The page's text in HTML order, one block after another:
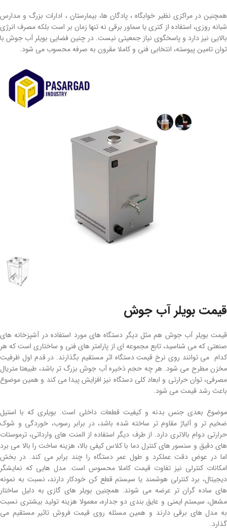
همچنین در مراکزی نظیر خوابگاه ، پادگان ها، بیمارستان ، ادارات بزرگ و مدارس
شبانه روزی، استفاده از کتری یا سماور برقی نه تنها زمان بر است بلکه مصرف انرژی
بالایی نیز دارد و پاسخگوی نیاز جمعیتی نیست. در چنین فضایی بویلر آب جوش با
توان تامین پیوسته، انتخابی فنی و کاملا مقرون به صرفه محسوب می شود.
قیمت بویلر آب جوش
قیمت بویلر آب جوش هم مثل دیگر دستگاه های مورد استفاده در آشپزخانه های
صنعتی که می شناسید، تابع مجموعه ای از پارامتر های فنی و ساختاری است که هر
کدام می توانند روی نرخ قیمت دستگاه اثر مستقیم بگذارند. در قدم اول ظرفیت
مخزن مطرح می شود. هر چه حجم ذخیره آب جوش بزرگ تر باشد، طبیعتا متریال
مصرفی، توان حرارتی و ابعاد کلی دستگاه نیز افزایش پیدا می کند و همین موضوع
باعث رشد قیمت می شود.
موضوع بعدی جنس بدنه و کیفیت قطعات داخلی است. بویلری که با استیل
ضخیم تر و آلیاژ مقاوم تر ساخته شده باشد، در برابر رسوب، خوردگی و شوک
حرارتی دوام بالاتری دارد. از طرف دیگر استفاده از المنت های وارداتی، ترموستات
های دقیق و سنسور های کنترل دما با کلاس کیفی بالا، هزینه ساخت را بالا می برد
اما در عوض دقت عملکرد و طول عمر دستگاه را چند برابر می کند. در بخش
امکانات کنترلی نیز تفاوت قیمت کاملا محسوس است. مدل هایی که نمایشگر
دیجیتال، برد کنترلی هوشمند یا سیستم قطع کن خودکار دارند، نسبت به نمونه
های ساده گران تر عرضه می شوند. همچنین بویلر های گازی به دلیل ساختار
مشعل، سیستم ایمنی و عایق بندی دو جداره، معمولا هزینه تولید بیشتری نسبت
به مدل های برقی دارند و همین مسئله روی قیمت فروش تاثیر مستقیم می
گذارد.